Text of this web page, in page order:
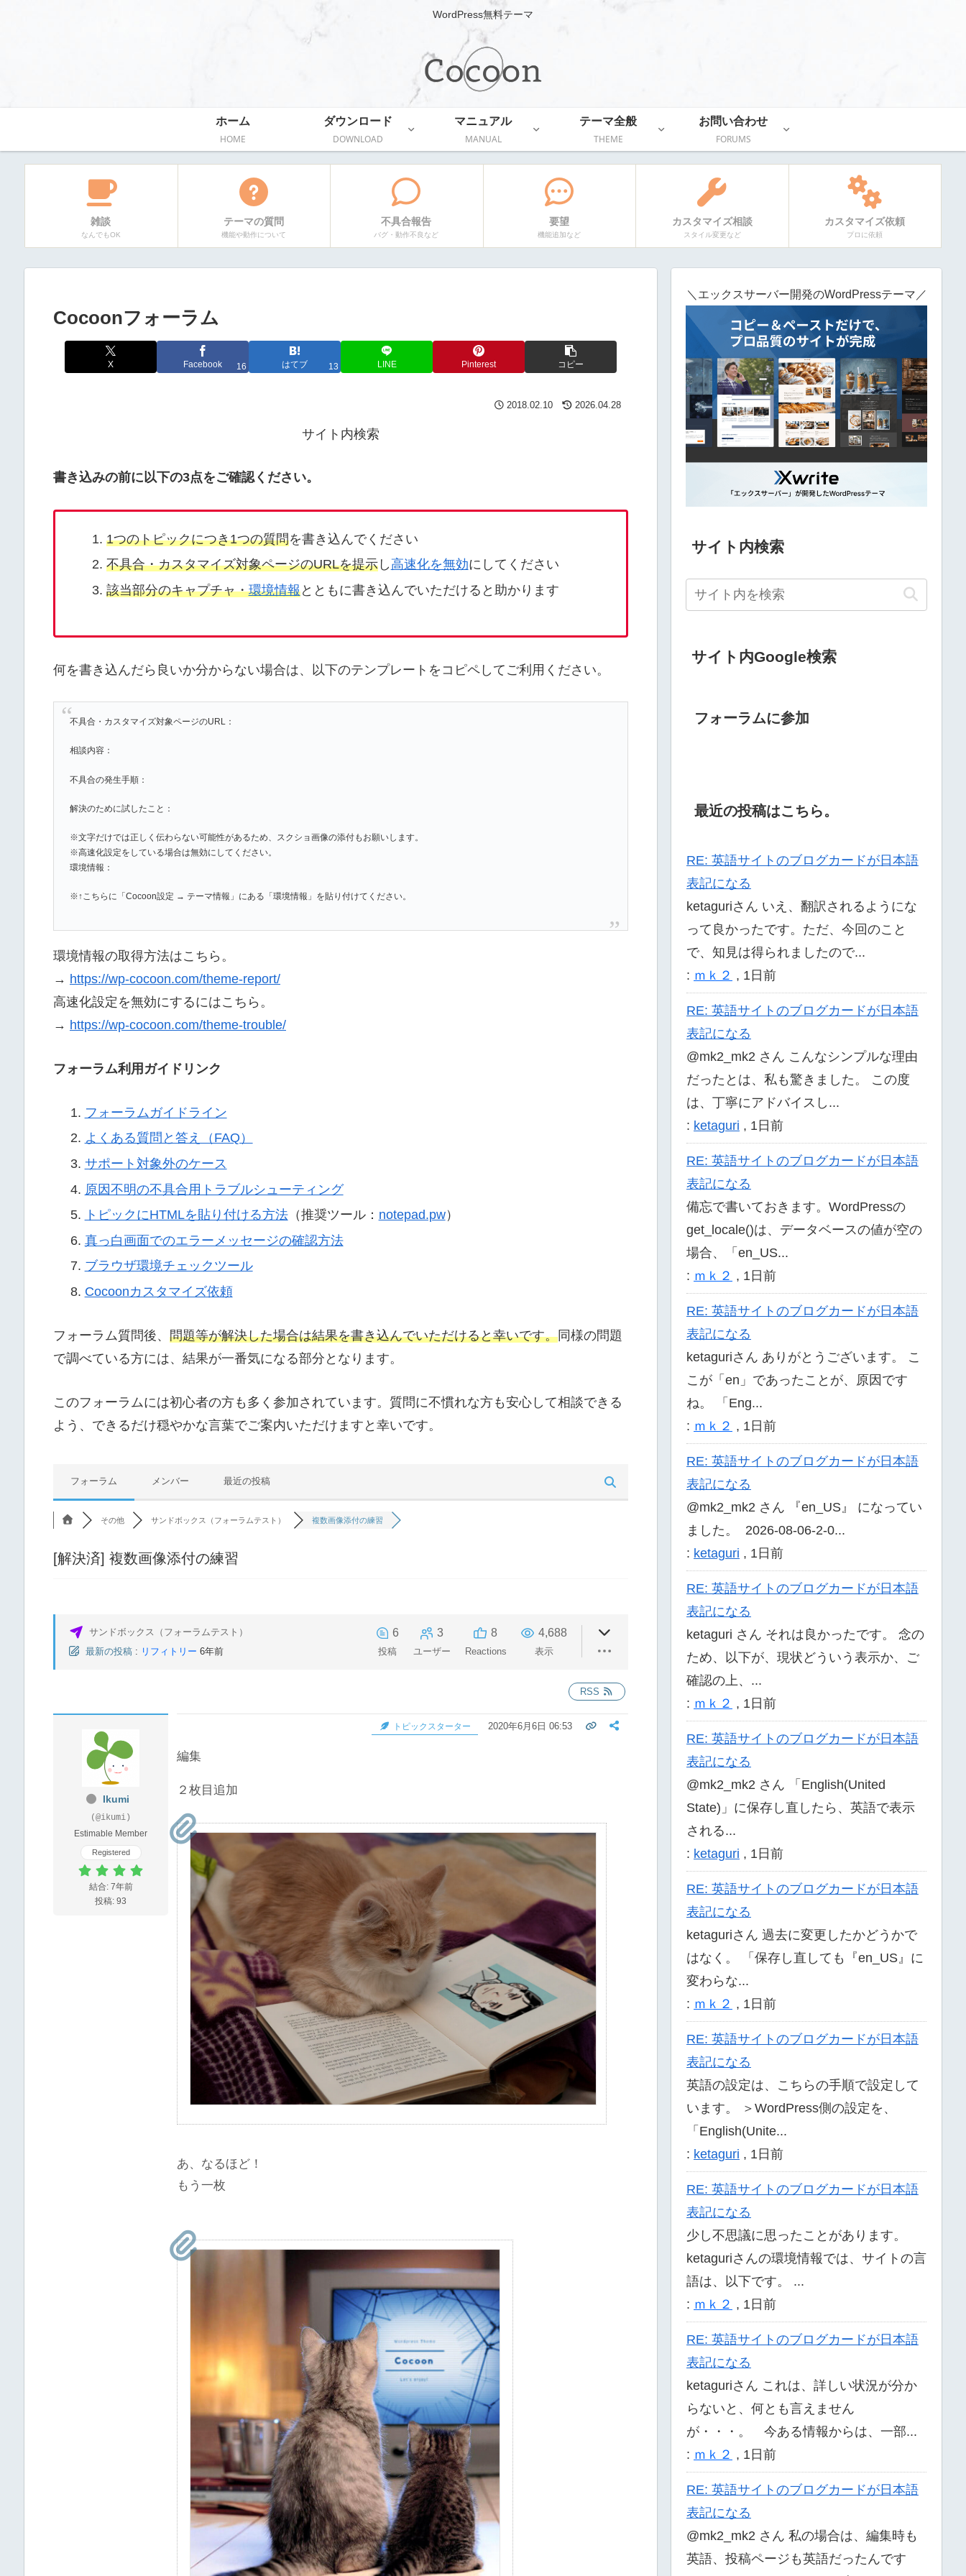
WordPress無料テーマ
ホーム
HOME
ダウンロード
DOWNLOAD
マニュアル
MANUAL
テーマ全般
THEME
お問い合わせ
FORUMS
雑談
なんでもOK
テーマの質問
機能や動作について
不具合報告
バグ・動作不良など
要望
機能追加など
カスタマイズ相談
スタイル変更など
カスタマイズ依頼
プロに依頼
Cocoonフォーラム
X Facebook 16 はてブ 13 LINE Pinterest コピー
2018.02.10 2026.04.28
サイト内検索
書き込みの前に以下の3点をご確認ください。
1つのトピックにつき1つの質問を書き込んでください
不具合・カスタマイズ対象ページのURLを提示し 高速化を無効にしてください
該当部分のキャプチャ・環境情報とともに書き込んでいただけると助かります
何を書き込んだら良いか分からない場合は、以下のテンプレートをコピペしてご利用ください。
不具合・カスタマイズ対象ページのURL：
相談内容：
不具合の発生手順：
解決のために試したこと：
※文字だけでは正しく伝わらない可能性があるため、スクショ画像の添付もお願いします。
※高速化設定をしている場合は無効にしてください。
環境情報：
※↑こちらに「Cocoon設定 → テーマ情報」にある「環境情報」を貼り付けてください。
環境情報の取得方法はこちら。
→ https://wp-cocoon.com/theme-report/
高速化設定を無効にするにはこちら。
→ https://wp-cocoon.com/theme-trouble/
フォーラム利用ガイドリンク
フォーラムガイドライン
よくある質問と答え（FAQ）
サポート対象外のケース
原因不明の不具合用トラブルシューティング
トピックにHTMLを貼り付ける方法（推奨ツール： notepad.pw）
真っ白画面でのエラーメッセージの確認方法
ブラウザ環境チェックツール
Cocoonカスタマイズ依頼
フォーラム質問後、 問題等が解決した場合は結果を書き込んでいただけると幸いです。同様の問題
で調べている方には、結果が一番気になる部分となります。
このフォーラムには初心者の方も多く参加されています。質問に不慣れな方も安心して相談できる
よう、できるだけ穏やかな言葉でご案内いただけますと幸いです。
フォーラム メンバー 最近の投稿
その他 サンドボックス（フォーラムテスト） 複数画像添付の練習
[解決済] 複数画像添付の練習
サンドボックス（フォーラムテスト）
最新の投稿 : リフィトリー 6年前
6
投稿
3
ユーザー
8
Reactions
4,688
表示
RSS
Ikumi
(@ikumi)
Estimable Member
Registered
結合: 7年前
投稿: 93
トピックスターター 2020年6月6日 06:53
編集
２枚目追加
あ、なるほど！
もう一枚
＼エックスサーバー開発のWordPressテーマ／
サイト内検索
サイト内Google検索
フォーラムに参加
最近の投稿はこちら。
RE: 英語サイトのブログカードが日本語
表記になる
ketaguriさん いえ、翻訳されるようにな
って良かったです。ただ、今回のこと
で、知見は得られましたので...
: ｍｋ２ , 1日前
RE: 英語サイトのブログカードが日本語
表記になる
@mk2_mk2 さん こんなシンプルな理由
だったとは、私も驚きました。 この度
は、丁寧にアドバイスし...
: ketaguri , 1日前
RE: 英語サイトのブログカードが日本語
表記になる
備忘で書いておきます。WordPressの
get_locale()は、データベースの値が空の
場合、「en_US...
: ｍｋ２ , 1日前
RE: 英語サイトのブログカードが日本語
表記になる
ketaguriさん ありがとうございます。 こ
こが「en」であったことが、原因です
ね。 「Eng...
: ｍｋ２ , 1日前
RE: 英語サイトのブログカードが日本語
表記になる
@mk2_mk2 さん 『en_US』 になってい
ました。 2026-08-06-2-0...
: ketaguri , 1日前
RE: 英語サイトのブログカードが日本語
表記になる
ketaguri さん それは良かったです。 念の
ため、以下が、現状どういう表示か、ご
確認の上、...
: ｍｋ２ , 1日前
RE: 英語サイトのブログカードが日本語
表記になる
@mk2_mk2 さん 「English(United
State)」に保存し直したら、英語で表示
される...
: ketaguri , 1日前
RE: 英語サイトのブログカードが日本語
表記になる
ketaguriさん 過去に変更したかどうかで
はなく。 「保存し直しても『en_US』に
変わらな...
: ｍｋ２ , 1日前
RE: 英語サイトのブログカードが日本語
表記になる
英語の設定は、こちらの手順で設定して
います。 ＞WordPress側の設定を、
「English(Unite...
: ketaguri , 1日前
RE: 英語サイトのブログカードが日本語
表記になる
少し不思議に思ったことがあります。
ketaguriさんの環境情報では、サイトの言
語は、以下です。 ...
: ｍｋ２ , 1日前
RE: 英語サイトのブログカードが日本語
表記になる
ketaguriさん これは、詳しい状況が分か
らないと、何とも言えません
が・・・。 今ある情報からは、一部...
: ｍｋ２ , 1日前
RE: 英語サイトのブログカードが日本語
表記になる
@mk2_mk2 さん 私の場合は、編集時も
英語、投稿ページも英語だったんです